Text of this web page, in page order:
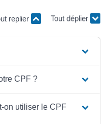
replier Tout déplier
CPF ?
on utiliser le CPF